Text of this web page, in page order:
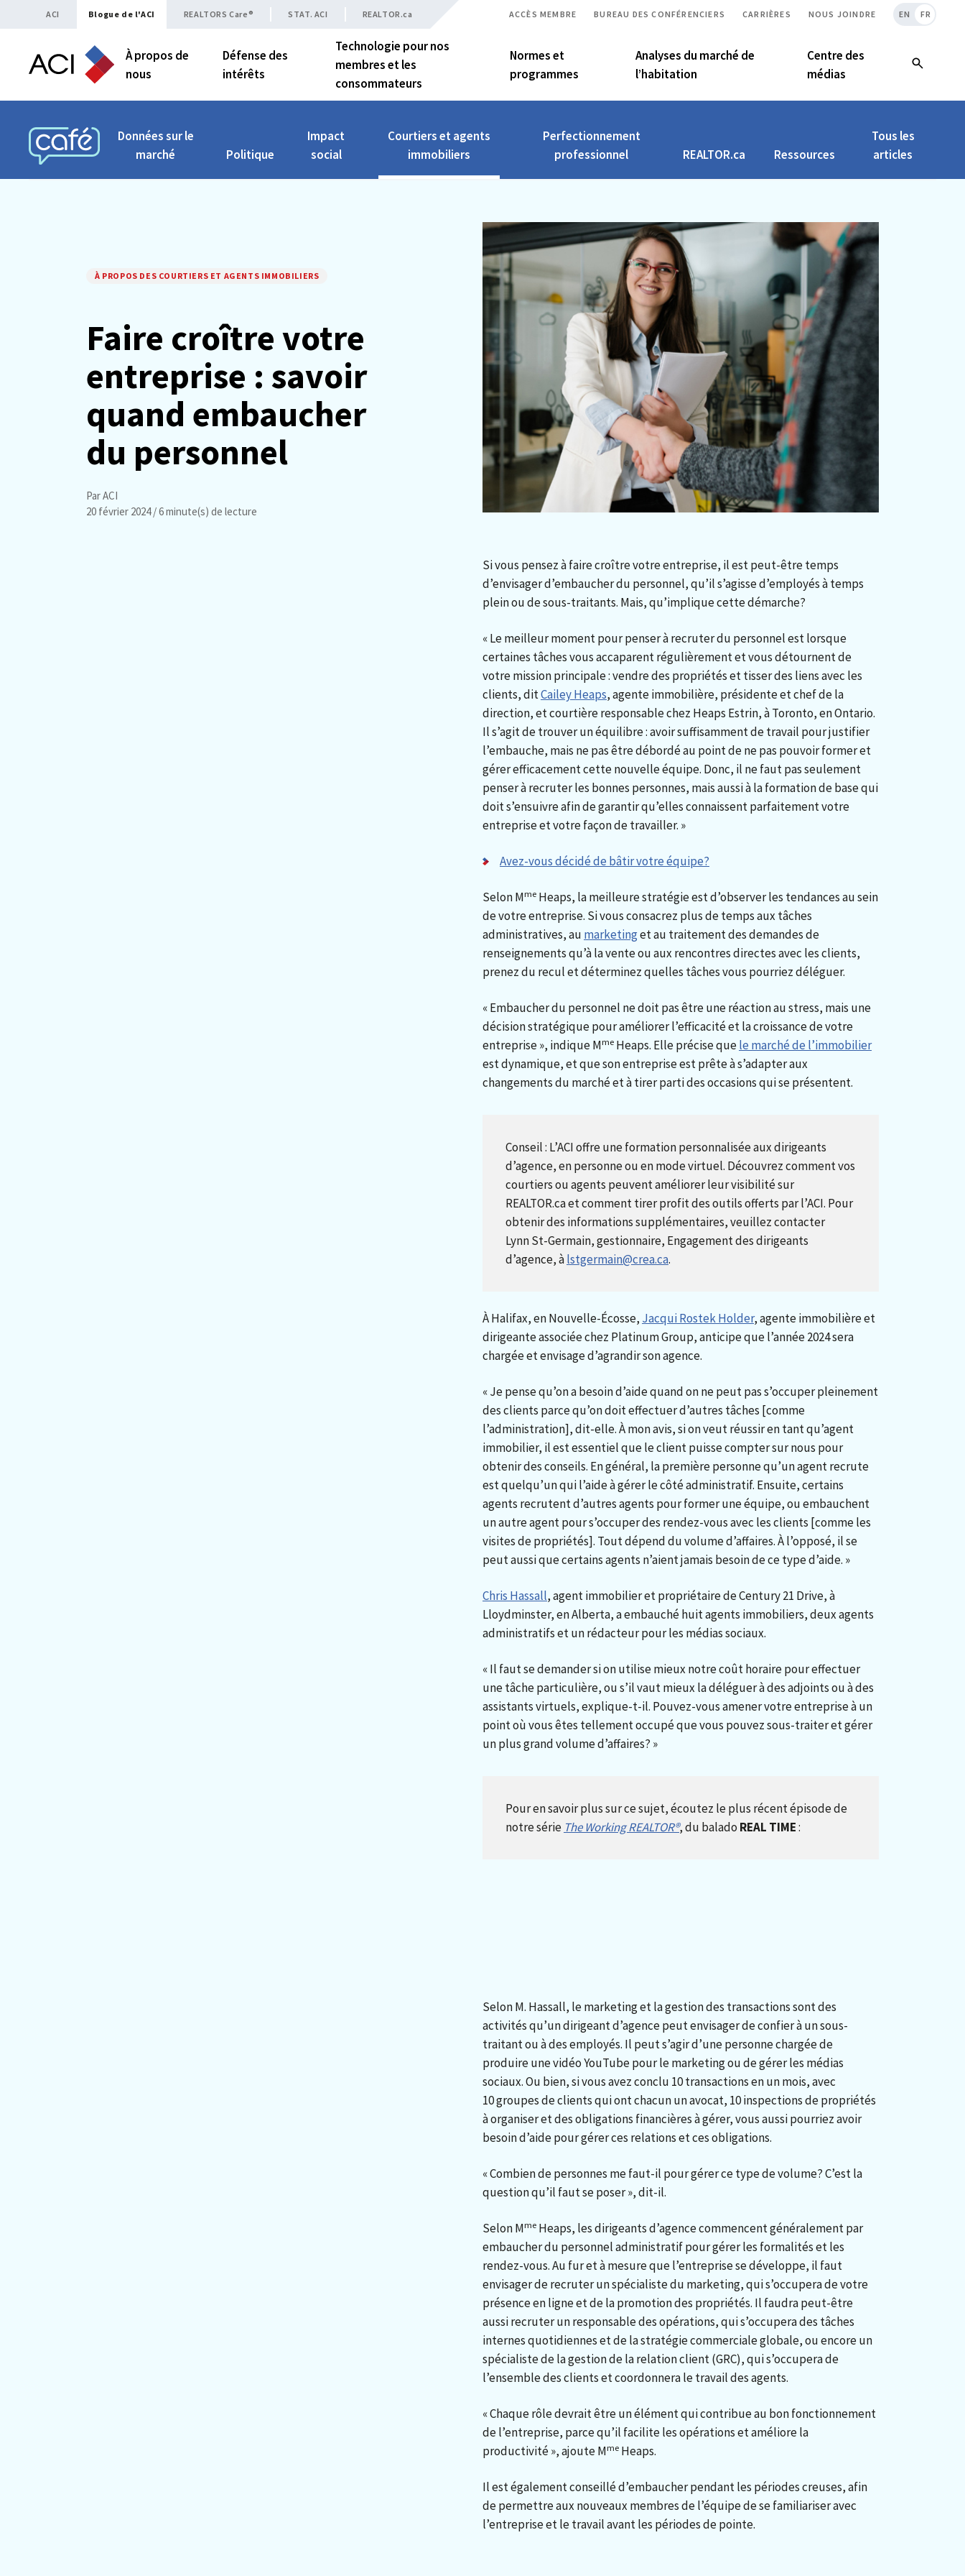
Skip to content
ACI Blogue de l'ACI REALTORS Care® STAT. ACI REALTOR.ca ACCÈS MEMBRE BUREAU DES CONFÉRENCIERS CARRIÈRES NOUS JOINDRE EN FR
À propos de
nous
Défense des
intérêts
Technologie pour nos
membres et les
consommateurs
Normes et
programmes
Analyses du marché de
l’habitation
Centre des
médias
CAFÉ ACI
Données sur le
marché
Politique
Impact
social
Courtiers et agents
immobiliers
Perfectionnement
professionnel
REALTOR.ca Ressources
Tous les
articles
À PROPOS DES COURTIERS ET AGENTS IMMOBILIERS
Faire croître votre
entreprise : savoir
quand embaucher
du personnel
Par ACI
20 février 2024/ 6 minute(s) de lecture
Si vous pensez à faire croître votre entreprise, il est peut-être temps
d’envisager d’embaucher du personnel, qu’il s’agisse d’employés à temps
plein ou de sous-traitants. Mais, qu’implique cette démarche?
« Le meilleur moment pour penser à recruter du personnel est lorsque
certaines tâches vous accaparent régulièrement et vous détournent de
votre mission principale : vendre des propriétés et tisser des liens avec les
clients, ditCailey Heaps, agente immobilière, présidente et chef de la
direction, et courtière responsable chez Heaps Estrin, à Toronto, en Ontario.
Il s’agit de trouver un équilibre : avoir suffisamment de travail pour justifier
l’embauche, mais ne pas être débordé au point de ne pas pouvoir former et
gérer efficacement cette nouvelle équipe. Donc, il ne faut pas seulement
penser à recruter les bonnes personnes, mais aussi à la formation de base qui
doit s’ensuivre afin de garantir qu’elles connaissent parfaitement votre
entreprise et votre façon de travailler. »
Avez-vous décidé de bâtir votre équipe?
Selon Mme Heaps, la meilleure stratégie est d’observer les tendances au sein
de votre entreprise. Si vous consacrez plus de temps aux tâches
administratives, au marketinget au traitement des demandes de
renseignements qu’à la vente ou aux rencontres directes avec les clients,
prenez du recul et déterminez quelles tâches vous pourriez déléguer.
« Embaucher du personnel ne doit pas être une réaction au stress, mais une
décision stratégique pour améliorer l’efficacité et la croissance de votre
entreprise », indique Mme Heaps. Elle précise quele marché de l’immobilier
est dynamique, et que son entreprise est prête à s’adapter aux
changements du marché et à tirer parti des occasions qui se présentent.
Conseil : L’ACI offre une formation personnalisée aux dirigeants
d’agence, en personne ou en mode virtuel. Découvrez comment vos
courtiers ou agents peuvent améliorer leur visibilité sur
REALTOR.ca et comment tirer profit des outils offerts par l’ACI. Pour
obtenir des informations supplémentaires, veuillez contacter
Lynn St-Germain, gestionnaire, Engagement des dirigeants
d’agence, àlstgermain@crea.ca.
À Halifax, en Nouvelle-Écosse, Jacqui Rostek Holder, agente immobilière et
dirigeante associée chez Platinum Group, anticipe que l’année 2024 sera
chargée et envisage d’agrandir son agence.
« Je pense qu’on a besoin d’aide quand on ne peut pas s’occuper pleinement
des clients parce qu’on doit effectuer d’autres tâches [comme
l’administration], dit-elle. À mon avis, si on veut réussir en tant qu’agent
immobilier, il est essentiel que le client puisse compter sur nous pour
obtenir des conseils. En général, la première personne qu’un agent recrute
est quelqu’un qui l’aide à gérer le côté administratif. Ensuite, certains
agents recrutent d’autres agents pour former une équipe, ou embauchent
un autre agent pour s’occuper des rendez-vous avec les clients [comme les
visites de propriétés]. Tout dépend du volume d’affaires. À l’opposé, il se
peut aussi que certains agents n’aient jamais besoin de ce type d’aide. »
Chris Hassall, agent immobilier et propriétaire de Century 21 Drive, à
Lloydminster, en Alberta, a embauché huit agents immobiliers, deux agents
administratifs et un rédacteur pour les médias sociaux.
« Il faut se demander si on utilise mieux notre coût horaire pour effectuer
une tâche particulière, ou s’il vaut mieux la déléguer à des adjoints ou à des
assistants virtuels, explique-t-il. Pouvez-vous amener votre entreprise à un
point où vous êtes tellement occupé que vous pouvez sous-traiter et gérer
un plus grand volume d’affaires? »
Pour en savoir plus sur ce sujet, écoutez le plus récent épisode de
notre série The Working REALTOR®, du balado REAL TIME:
Selon M. Hassall, le marketing et la gestion des transactions sont des
activités qu’un dirigeant d’agence peut envisager de confier à un sous-
traitant ou à des employés. Il peut s’agir d’une personne chargée de
produire une vidéo YouTube pour le marketing ou de gérer les médias
sociaux. Ou bien, si vous avez conclu 10 transactions en un mois, avec
10 groupes de clients qui ont chacun un avocat, 10 inspections de propriétés
à organiser et des obligations financières à gérer, vous aussi pourriez avoir
besoin d’aide pour gérer ces relations et ces obligations.
« Combien de personnes me faut-il pour gérer ce type de volume? C’est la
question qu’il faut se poser », dit-il.
Selon Mme Heaps, les dirigeants d’agence commencent généralement par
embaucher du personnel administratif pour gérer les formalités et les
rendez-vous. Au fur et à mesure que l’entreprise se développe, il faut
envisager de recruter un spécialiste du marketing, qui s’occupera de votre
présence en ligne et de la promotion des propriétés. Il faudra peut-être
aussi recruter un responsable des opérations, qui s’occupera des tâches
internes quotidiennes et de la stratégie commerciale globale, ou encore un
spécialiste de la gestion de la relation client (GRC), qui s’occupera de
l’ensemble des clients et coordonnera le travail des agents.
« Chaque rôle devrait être un élément qui contribue au bon fonctionnement
de l’entreprise, parce qu’il facilite les opérations et améliore la
productivité », ajoute Mme Heaps.
Il est également conseillé d’embaucher pendant les périodes creuses, afin
de permettre aux nouveaux membres de l’équipe de se familiariser avec
l’entreprise et le travail avant les périodes de pointe.